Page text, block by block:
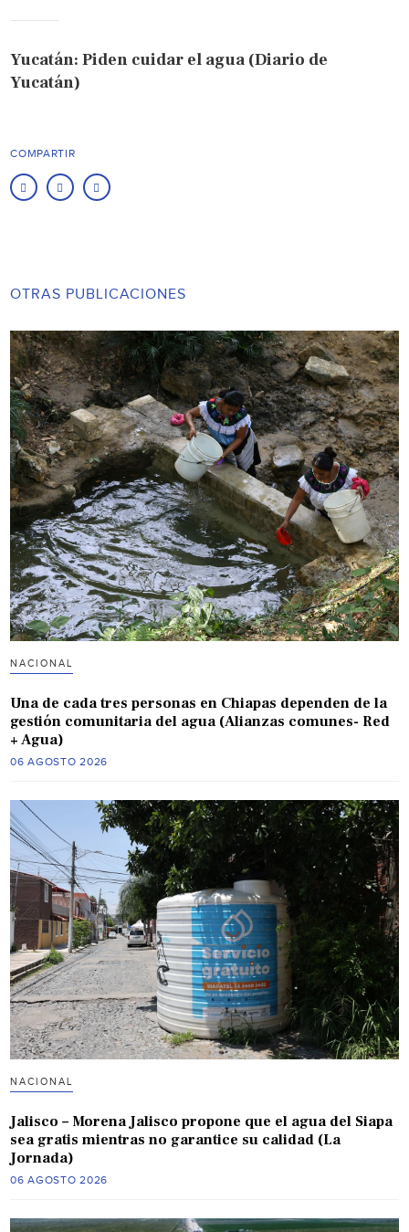
Yucatán: Piden cuidar el agua (Diario de
Yucatán)
COMPARTIR
OTRAS PUBLICACIONES
NACIONAL
Una de cada tres personas en Chiapas dependen de la
gestión comunitaria del agua (Alianzas comunes- Red
+ Agua)
06 AGOSTO 2026
NACIONAL
Jalisco – Morena Jalisco propone que el agua del Siapa
sea gratis mientras no garantice su calidad (La
Jornada)
06 AGOSTO 2026